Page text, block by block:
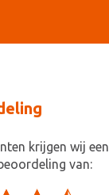
krijgen wij een
van: